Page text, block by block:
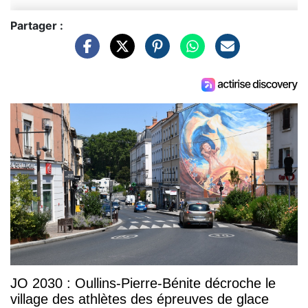
Partager :
JO 2030 : Oullins-Pierre-Bénite décroche le
village des athlètes des épreuves de glace